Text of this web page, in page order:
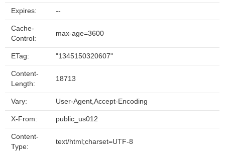
Expires: --
Cache-
Control:
max-age=3600
ETag: "1345150320607"
Content-
Length:
18713
Vary: User-Agent,Accept-Encoding
X-From: public_us012
Content-
Type:
text/html;charset=UTF-8